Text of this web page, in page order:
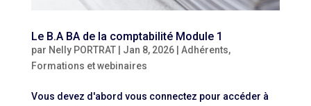
Le B.A BA de la comptabilité Module 1
par Nelly PORTRAT| Jan 8, 2026| Adhérents,
Formations et webinaires
Vous devez d'abord vous connectez pour accéder à